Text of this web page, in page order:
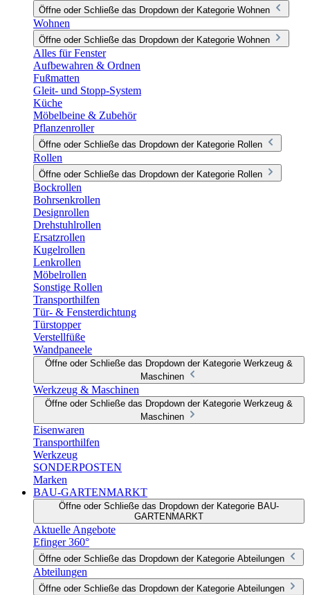
Öffne oder Schließe das Dropdown der Kategorie Wohnen
Wohnen
Öffne oder Schließe das Dropdown der Kategorie Wohnen
Alles für Fenster
Aufbewahren & Ordnen
Fußmatten
Gleit- und Stopp-System
Küche
Möbelbeine & Zubehör
Pflanzenroller
Öffne oder Schließe das Dropdown der Kategorie Rollen
Rollen
Öffne oder Schließe das Dropdown der Kategorie Rollen
Bockrollen
Bohrsenkrollen
Designrollen
Drehstuhlrollen
Ersatzrollen
Kugelrollen
Lenkrollen
Möbelrollen
Sonstige Rollen
Transporthilfen
Tür- & Fensterdichtung
Türstopper
Verstellfüße
Wandpaneele
Öffne oder Schließe das Dropdown der Kategorie Werkzeug &
Maschinen
Werkzeug & Maschinen
Öffne oder Schließe das Dropdown der Kategorie Werkzeug &
Maschinen
Eisenwaren
Transporthilfen
Werkzeug
SONDERPOSTEN
Marken
BAU-GARTENMARKT
Öffne oder Schließe das Dropdown der Kategorie BAU-
GARTENMARKT
Aktuelle Angebote
Efinger 360°
Öffne oder Schließe das Dropdown der Kategorie Abteilungen
Abteilungen
Öffne oder Schließe das Dropdown der Kategorie Abteilungen